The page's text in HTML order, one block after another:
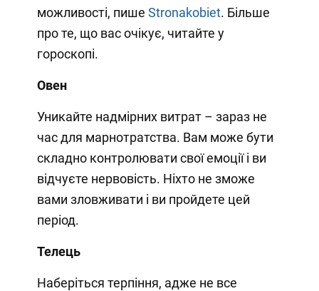
можливості, пише Stronakobiet. Більше
про те, що вас очікує, читайте у
гороскопі.
Овен
Уникайте надмірних витрат – зараз не
час для марнотратства. Вам може бути
складно контролювати свої емоції і ви
відчуєте нервовість. Ніхто не зможе
вами зловживати і ви пройдете цей
період.
Телець
Наберіться терпіння, адже не все